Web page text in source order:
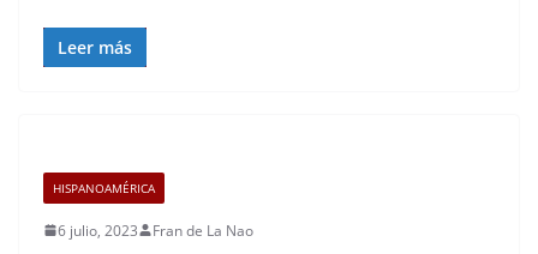
Leer más
HISPANOAMÉRICA
6 julio, 2023 Fran de La Nao